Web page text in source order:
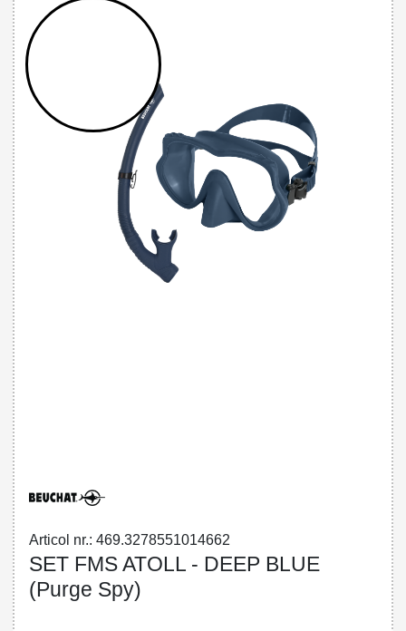
Articol nr.: 469.3278551014662
SET FMS ATOLL - DEEP BLUE
(Purge Spy)